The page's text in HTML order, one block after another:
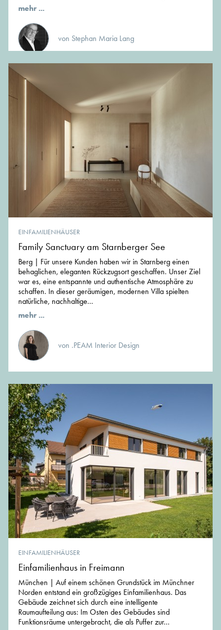
mehr ...
von Stephan Maria Lang
EINFAMILIENHÄUSER
Family Sanctuary am Starnberger See
Berg | Für unsere Kunden haben wir in Starnberg einen
behaglichen, eleganten Rückzugsort geschaffen. Unser Ziel
war es, eine entspannte und authentische Atmosphäre zu
schaffen. In dieser geräumigen, modernen Villa spielten
natürliche, nachhaltige...
mehr ...
von .PEAM Interior Design
EINFAMILIENHÄUSER
Einfamilienhaus in Freimann
München | Auf einem schönen Grundstück im Münchner
Norden entstand ein großzügiges Einfamilienhaus. Das
Gebäude zeichnet sich durch eine intelligente
Raumaufteilung aus: Im Osten des Gebäudes sind
Funktionsräume untergebracht, die als Puffer zur...